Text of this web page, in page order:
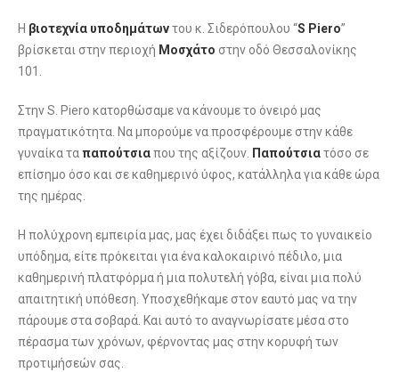
Η βιοτεχνία υποδημάτωντου κ. Σιδερόπουλου “S Piero”
βρίσκεται στην περιοχή Μοσχάτο στην οδό Θεσσαλονίκης
101.
Στην S. Piero κατορθώσαμε να κάνουμε το όνειρό μας
πραγματικότητα. Να μπορούμε να προσφέρουμε στην κάθε
γυναίκα ταπαπούτσιαπου της αξίζουν. Παπούτσιατόσο σε
επίσημο όσο και σε καθημερινό ύφος, κατάλληλα για κάθε ώρα
της ημέρας.
Η πολύχρονη εμπειρία μας, μας έχει διδάξει πως το γυναικείο
υπόδημα, είτε πρόκειται για ένα καλοκαιρινό πέδιλο, μια
καθημερινή πλατφόρμα ή μια πολυτελή γόβα, είναι μια πολύ
απαιτητική υπόθεση. Υποσχεθήκαμε στον εαυτό μας να την
πάρουμε στα σοβαρά. Και αυτό το αναγνωρίσατε μέσα στο
πέρασμα των χρόνων, φέρνοντας μας στην κορυφή των
προτιμήσεών σας.